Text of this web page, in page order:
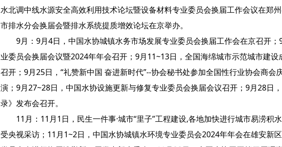
水北调中线水源安全高效利用技术论坛暨设备材料专业委员会换届工作会议在郑
市排水分会换届会暨排水系统提质增效论坛在京举办。
9月：9月4日，中国水协城镇水务市场发展专业委员会换届工作会在京召开
业委员会换届会议暨2024年年会召开；9月11~13日，全国海绵城市示范城市建
召开；9月25日，“礼赞新中国 奋进新时代”--协会秘书处参加全国性行业协会商会
演；9月27~28日，中国水协设施更新与修复专业委员会换届会议召开；9月28日
录》发布会召开。
11月：11月1日，民生一件事·城市“里子”工程建设,各地加快进行城市易涝积
受央视采访；11月1~2日，中国水协城镇水环境专业委员会2024年年会在雄安新